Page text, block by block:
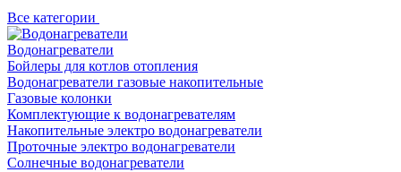
Все категории
Водонагреватели
Бойлеры для котлов отопления
Водонагреватели газовые накопительные
Газовые колонки
Комплектующие к водонагревателям
Накопительные электро водонагреватели
Проточные электро водонагреватели
Солнечные водонагреватели